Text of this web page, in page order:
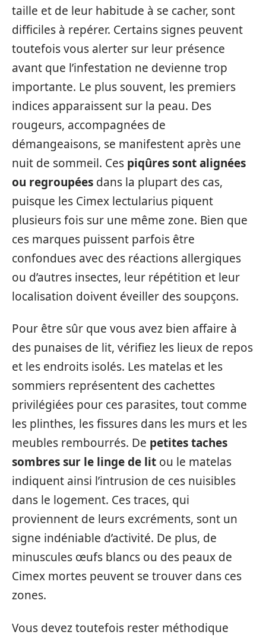
taille et de leur habitude à se cacher, sont
difficiles à repérer. Certains signes peuvent
toutefois vous alerter sur leur présence
avant que l’infestation ne devienne trop
importante. Le plus souvent, les premiers
indices apparaissent sur la peau. Des
rougeurs, accompagnées de
démangeaisons, se manifestent après une
nuit de sommeil. Ces piqûres sont alignées
ou regroupées dans la plupart des cas,
puisque les Cimex lectularius piquent
plusieurs fois sur une même zone. Bien que
ces marques puissent parfois être
confondues avec des réactions allergiques
ou d’autres insectes, leur répétition et leur
localisation doivent éveiller des soupçons.
Pour être sûr que vous avez bien affaire à
des punaises de lit, vérifiez les lieux de repos
et les endroits isolés. Les matelas et les
sommiers représentent des cachettes
privilégiées pour ces parasites, tout comme
les plinthes, les fissures dans les murs et les
meubles rembourrés. De petites taches
sombres sur le linge de lit ou le matelas
indiquent ainsi l’intrusion de ces nuisibles
dans le logement. Ces traces, qui
proviennent de leurs excréments, sont un
signe indéniable d’activité. De plus, de
minuscules œufs blancs ou des peaux de
Cimex mortes peuvent se trouver dans ces
zones.
Vous devez toutefois rester méthodique